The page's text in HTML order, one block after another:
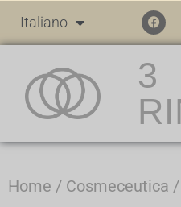
Italiano
3
Home / Cosmeceutica